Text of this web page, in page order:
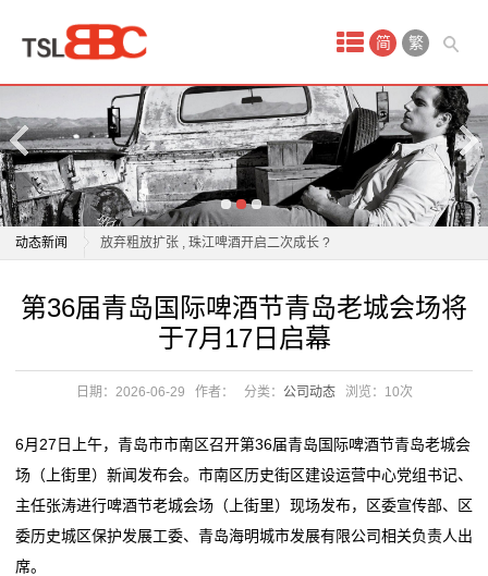
简 繁
动态新闻
第36届青岛国际啤酒节青岛老城会场将于7月17日启幕
纯生啤酒与普通啤酒的区别是什么？青岛纯生用鲜、
活、净给出回答
放弃粗放扩张 , 珠江啤酒开启二次成长 ?
啤香漫盛夏！新乡学院举办第五届啤酒文化节暨学生实
国家部委认可！莆田啤酒与青岛啤酒“肩并肩”
U8带飞反超重啤，燕京啤酒去年收入超150亿元，国产
啤酒老三位置稳了？
燕京啤酒2025年净利润增长59%创历史新高 拟10派2元
青岛啤酒：2025年业绩稳健增长 以新质生产力赋能产
纯生啤酒与普通啤酒的区别是什么？青岛纯生用鲜、
活、净给出回答
放弃粗放扩张 , 珠江啤酒开启二次成长 ?
啤香漫盛夏！新乡学院举办第五届啤酒文化节暨学生实
习作品展
国家部委认可！莆田啤酒与青岛啤酒“肩并肩”
“闽超”火热开打 升温福建啤酒进口
第36届青岛国际啤酒节青岛老城会场将
于7月17日启幕
日期：2026-06-29 作者： 分类： 公司动态 浏览： 10次
6月27日上午，青岛市市南区召开第36届青岛国际啤酒节青岛老城会
场（上街里）新闻发布会。市南区历史街区建设运营中心党组书记、
主任张涛进行啤酒节老城会场（上街里）现场发布，区委宣传部、区
委历史城区保护发展工委、青岛海明城市发展有限公司相关负责人出
席。
产
品
中